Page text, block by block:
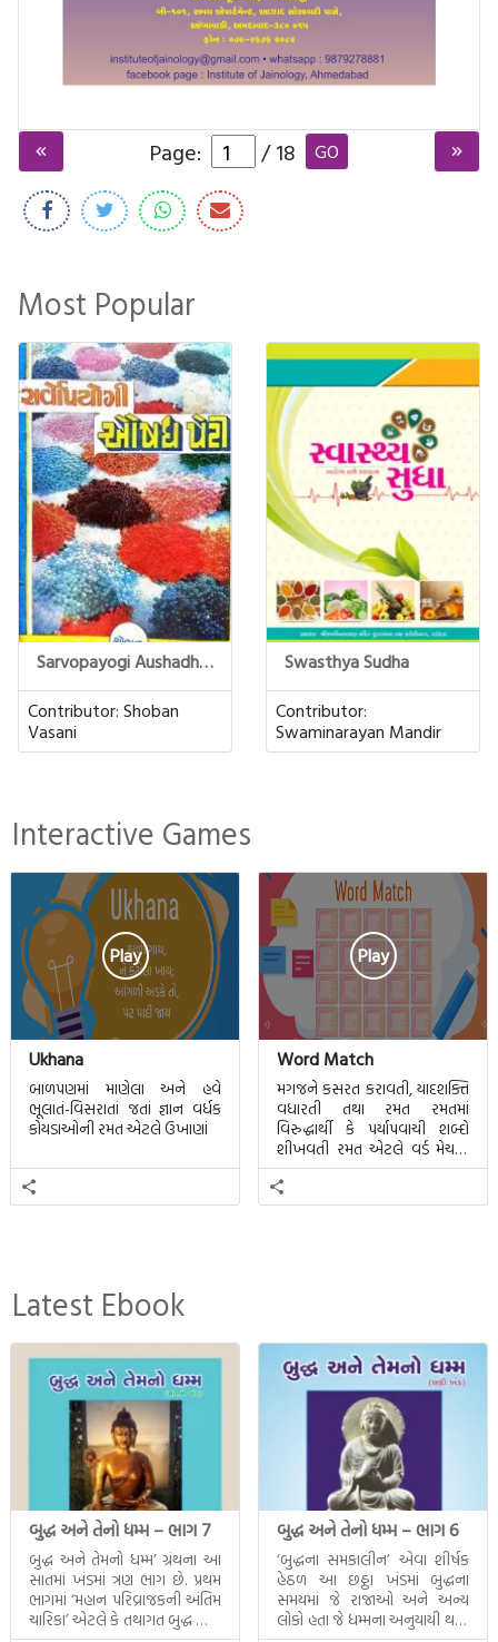
Page: /18 GO
Most Popular
Sarvopayogi Aushadh Petee
Contributor: Shoban
Vasani
Swasthya Sudha
Contributor:
Swaminarayan Mandir
Interactive Games
Play
Ukhana
બાળપણમાં માણેલા અને હવે
ભૂલાતં-વિસરાતાં જતાં જ્ઞાન વર્ધક
કોયડાઓની રમત એટલે ઉખાણાં
Play
Word Match
મગજને કસરત કરાવતી, યાદશક્તિ
વધારતી તથા રમત રમતમાં
વિરુદ્ધાર્થી કે પર્યાપવાચી શબ્દો
શીખવતી રમત એટલે વર્ડ મેચમાં.
આ રમતમાં 20 બ્લોક પાછળ 20
શબ્દો છુપાયેલા હશે.
Latest Ebook
બુદ્ધ અને તેનો ધમ્મ – ભાગ 7
બુદ્ધ અને તેમનો ધમ્મ’ ગ્રંથના આ
સાતમાં ખંડમાં ત્રણ ભાગ છે. પ્રથમ
ભાગમાં ‘મહાન પરિવ્રાજકની અંતિમ
ચારિકા’ એટલે કે તથાગત બુદ્ધ સાથે
બુદ્ધ અને તેનો ધમ્મ – ભાગ 6
‘બુદ્ધના સમકાલીન’ એવા શીર્ષક
હેઠળ આ છઠ્ઠા ખંડમાં બુદ્ધના
સમયમાં જે રાજાઓ અને અન્ય
લોકો હતા જે ધમ્મના અનુયાયી થયા.